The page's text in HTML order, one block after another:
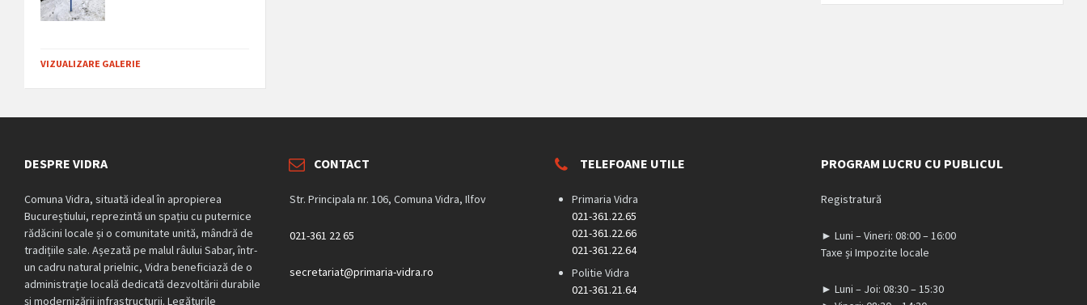
VIZUALIZARE GALERIE
DESPRE VIDRA
Comuna Vidra, situată ideal în apropierea
Bucureștiului, reprezintă un spațiu cu puternice
rădăcini locale și o comunitate unită, mândră de
tradițiile sale. Așezată pe malul râului Sabar, într-
un cadru natural prielnic, Vidra beneficiază de o
administrație locală dedicată dezvoltării durabile
și modernizării infrastructurii. Legăturile
CONTACT
Str. Principala nr. 106, Comuna Vidra, Ilfov
021-361 22 65
secretariat@primaria-vidra.ro
TELEFOANE UTILE
Primaria Vidra
021-361.22.65
021-361.22.66
021-361.22.64
Politie Vidra
021-361.21.64
PROGRAM LUCRU CU PUBLICUL
Registratură
► Luni – Vineri: 08:00 – 16:00
Taxe și Impozite locale
► Luni – Joi: 08:30 – 15:30